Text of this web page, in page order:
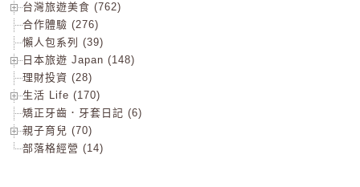
台灣旅遊美食 (762)
合作體驗 (276)
懶人包系列 (39)
日本旅遊 Japan (148)
理財投資 (28)
生活 Life (170)
矯正牙齒．牙套日記 (6)
親子育兒 (70)
部落格經營 (14)